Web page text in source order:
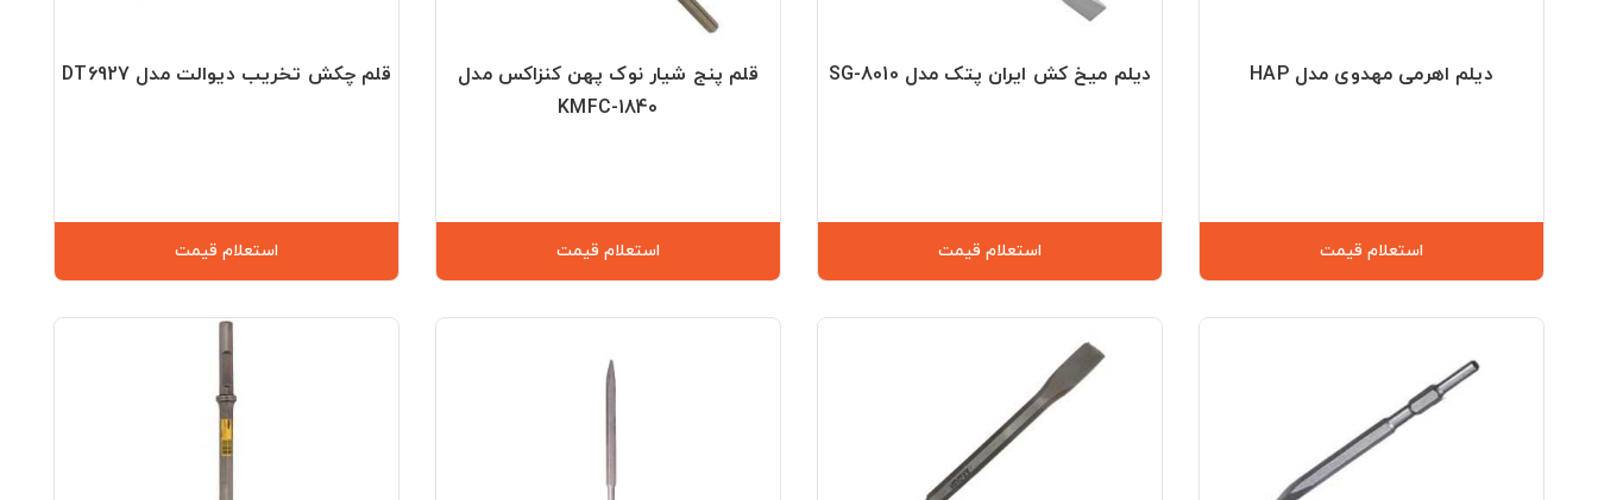
دیلم اهرمی مهدوی مدل HAP
استعلام قیمت
دیلم میخ کش ایران پتک مدل SG-8010
استعلام قیمت
قلم پنج شیار نوک پهن کنزاکس مدل
KMFC-1840
استعلام قیمت
قلم چکش تخریب دیوالت مدل DT6927
استعلام قیمت